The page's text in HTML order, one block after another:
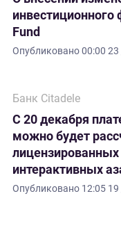
инвестиционного
Fund
Опубликовано00:00 23
Банк Citadele
С 20 декабря
можно будет
лицензированных
интерактивных
Опубликовано 12:05